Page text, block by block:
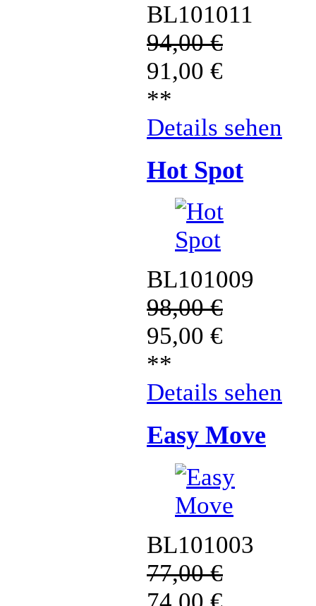
BL101011
94,00€
91,00 €
**
Details sehen
Hot Spot
BL101009
98,00€
95,00 €
**
Details sehen
Easy Move
BL101003
77,00€